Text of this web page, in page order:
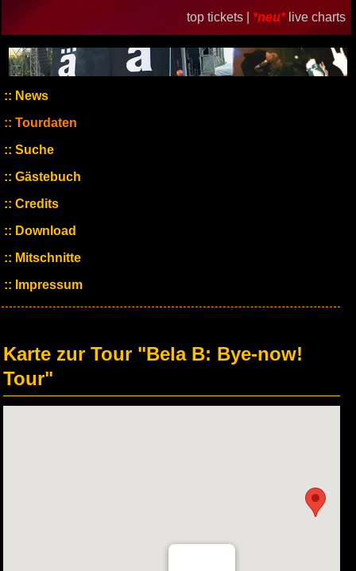
top tickets | *neu* live charts
News
Tourdaten
Suche
Gästebuch
Credits
Download
Mitschnitte
Impressum
Karte zur Tour "Bela B: Bye-now!
Tour"